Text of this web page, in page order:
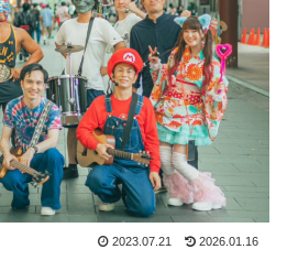
2023.07.21 2026.01.16